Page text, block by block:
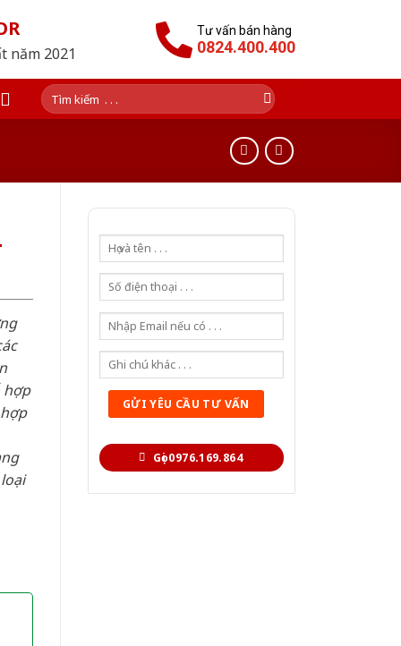
năm 2021
Tư vấn bán hàng
0824.400.400
Tìm
kiếm:
Gọi 0976.169.864
hợp